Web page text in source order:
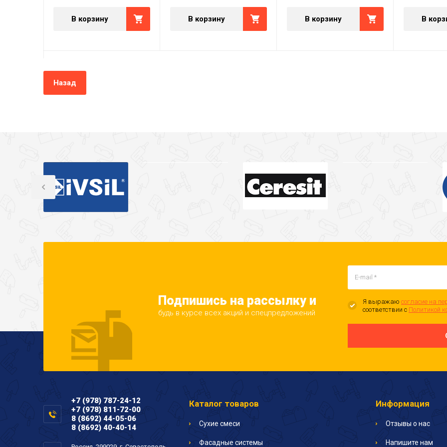
В корзину В корзину В корзину В
Назад
Подпишись на рассылку и
будь в курсе всех акций и спецпредложений
Я выражаю согласие на
соответствии с Политикой
+7 (978) 787-24-12
+7 (978) 811-72-00
8 (8692) 44-05-06
8 (8692) 40-40-14
Каталог товаров
Сухие смеси
Фасадные системы
Информация
Отзывы о нас
Напишите нам